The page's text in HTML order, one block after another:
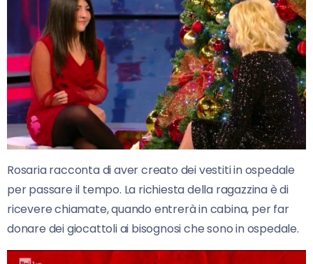
Rosaria racconta di aver creato dei vestiti in ospedale
per passare il tempo. La richiesta della ragazzina è di
ricevere chiamate, quando entrerà in cabina, per far
donare dei giocattoli ai bisognosi che sono in ospedale.